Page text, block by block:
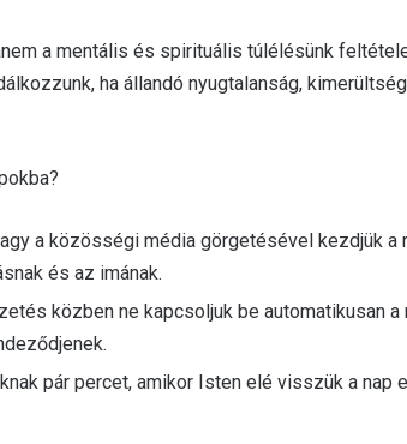
a mentális és spirituális túlélésünk
ha állandó nyugtalanság,
a közösségi média görgetésével kezdjük a
és az imának.
közben ne kapcsoljuk be automatikusan a
pár percet, amikor Isten elé visszük a nap